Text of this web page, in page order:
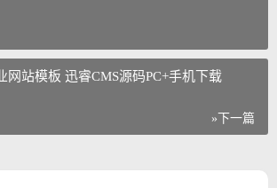
网站模板 迅睿CMS源码PC+手机下载
»下一篇